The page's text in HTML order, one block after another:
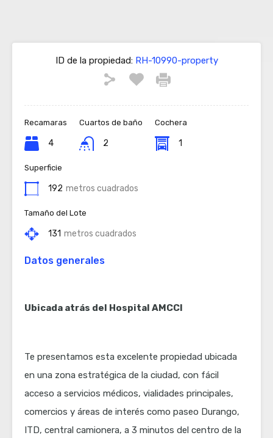
ID de la propiedad:RH-10990-property
Recamaras
4
Cuartos de baño
2
Cochera
1
Superficie
192 metros cuadrados
Tamaño del Lote
131 metros cuadrados
Datos generales
Ubicada atrás del Hospital AMCCI
Te presentamos esta excelente propiedad ubicada
en una zona estratégica de la ciudad, con fácil
acceso a servicios médicos, vialidades principales,
comercios y áreas de interés como paseo Durango,
ITD, central camionera, a 3 minutos del centro de la